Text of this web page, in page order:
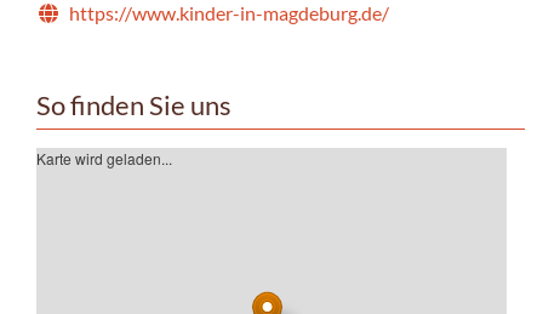
https://www.kinder-in-magdeburg.de/
So finden Sie uns
Karte wird geladen...